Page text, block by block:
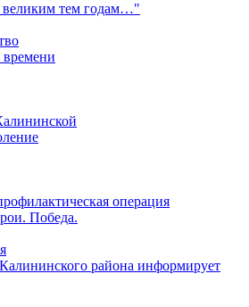
тем годам…"
времени
операция
Победа.
района информирует